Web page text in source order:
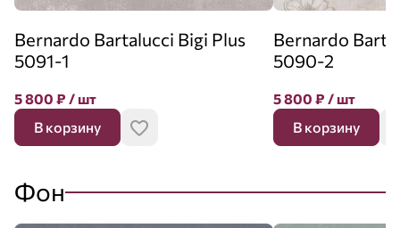
Bernardo Bartalucci Bigi Plus
5091-1
5 800 ₽ / шт
В корзину
Bernardo
5090-2
5 800 ₽ / шт
В корзину
Фон